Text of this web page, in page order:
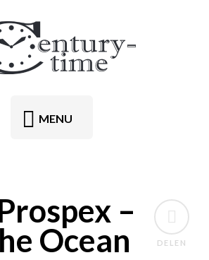
MENU
DELEN
–
Ocean